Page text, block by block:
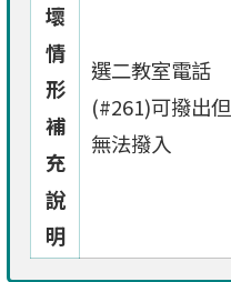
壞
情
形
補
充
說
明
選二教室電話
(#261)可撥出但
無法撥入